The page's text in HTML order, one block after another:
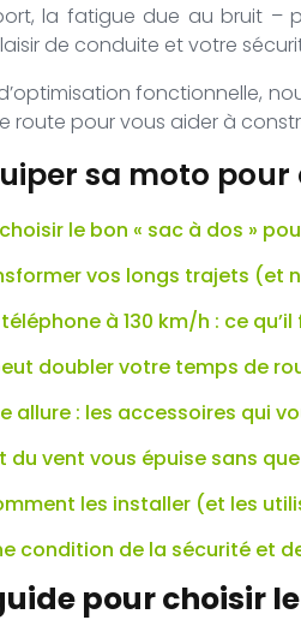
la fatigue due au bruit –
de conduite et votre
fonctionnelle,
route pour vous aider à
sa moto pour
le bon « sac à dos »
vos longs trajets (et
à 130 km/h : ce
doubler votre temps de
allure : les accessoires qui
du vent vous épuise sans
les installer (et les
condition de la sécurité et
pour choisir